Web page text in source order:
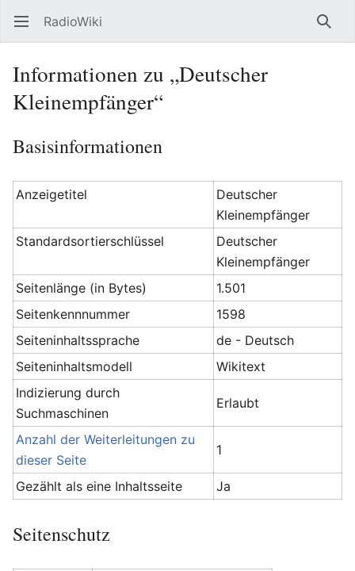
Hauptmenü öffnen RadioWiki
Informationen zu „Deutscher
Kleinempfänger“
Basisinformationen
Anzeigetitel
Deutscher
Kleinempfänger
Standardsortierschlüssel
Deutscher
Kleinempfänger
Seitenlänge (in Bytes)
1.501
Seitenkennnummer
1598
Seiteninhaltssprache
de - Deutsch
Seiteninhaltsmodell
Wikitext
Indizierung durch
Suchmaschinen
Erlaubt
Anzahl der Weiterleitungen zu
dieser Seite
1
Gezählt als eine Inhaltsseite Ja
Seitenschutz